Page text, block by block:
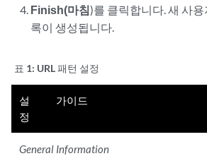
Finish(마침)를 클릭합니다. 새 사
록이 생성됩니다.
표 1: URL 패턴 설정
설
정
가이드
General Information